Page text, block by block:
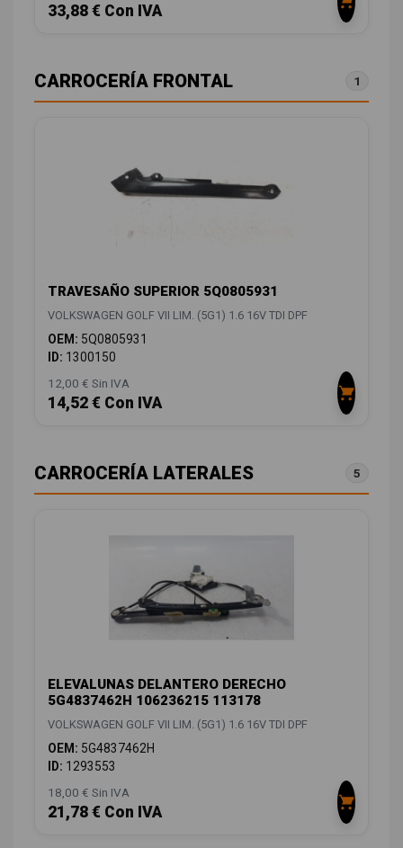
33,88 € Con IVA
CARROCERÍA FRONTAL 1
TRAVESAÑO SUPERIOR 5Q0805931
VOLKSWAGEN GOLF VII LIM. (5G1) 1.6 16V TDI DPF
OEM: 5Q0805931
ID: 1300150
12,00 € Sin IVA
14,52 € Con IVA
CARROCERÍA LATERALES 5
ELEVALUNAS DELANTERO DERECHO
5G4837462H 106236215 113178
VOLKSWAGEN GOLF VII LIM. (5G1) 1.6 16V TDI DPF
OEM: 5G4837462H
ID: 1293553
18,00 € Sin IVA
21,78 € Con IVA